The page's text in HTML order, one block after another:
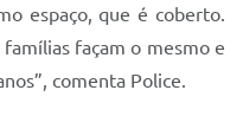
espaço, que é coberto.
façam o mesmo e
comenta Police.